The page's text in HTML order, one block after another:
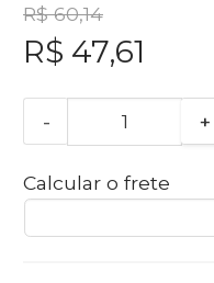
R$ 60,14
R$ 47,61
- +
Calcular o frete